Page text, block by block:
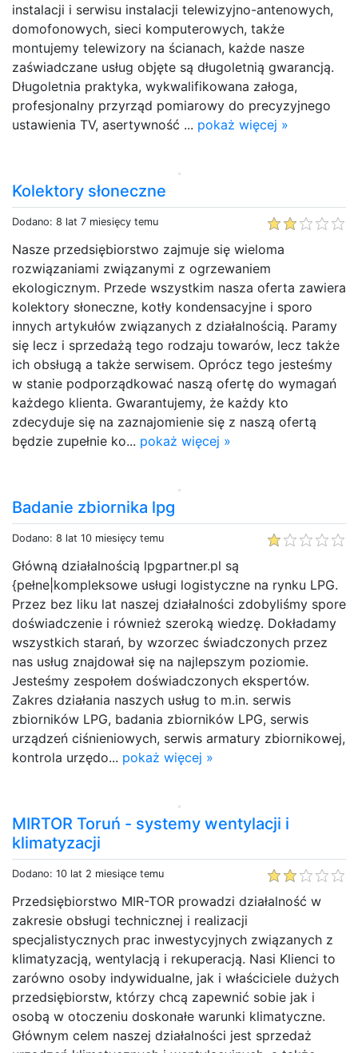
instalacji i serwisu instalacji telewizyjno-antenowych,
domofonowych, sieci komputerowych, także
montujemy telewizory na ścianach, każde nasze
zaświadczane usług objęte są długoletnią gwarancją.
Długoletnia praktyka, wykwalifikowana załoga,
profesjonalny przyrząd pomiarowy do precyzyjnego
ustawienia TV, asertywność ... pokaż więcej »
Kolektory słoneczne
Dodano: 8 lat 7 miesięcy temu
Nasze przedsiębiorstwo zajmuje się wieloma
rozwiązaniami związanymi z ogrzewaniem
ekologicznym. Przede wszystkim nasza oferta zawiera
kolektory słoneczne, kotły kondensacyjne i sporo
innych artykułów związanych z działalnością. Paramy
się lecz i sprzedażą tego rodzaju towarów, lecz także
ich obsługą a także serwisem. Oprócz tego jesteśmy
w stanie podporządkować naszą ofertę do wymagań
każdego klienta. Gwarantujemy, że każdy kto
zdecyduje się na zaznajomienie się z naszą ofertą
będzie zupełnie ko... pokaż więcej »
Badanie zbiornika lpg
Dodano: 8 lat 10 miesięcy temu
Główną działalnością lpgpartner.pl są
{pełne|kompleksowe usługi logistyczne na rynku LPG.
Przez bez liku lat naszej działalności zdobyliśmy spore
doświadczenie i również szeroką wiedzę. Dokładamy
wszystkich starań, by wzorzec świadczonych przez
nas usług znajdował się na najlepszym poziomie.
Jesteśmy zespołem doświadczonych ekspertów.
Zakres działania naszych usług to m.in. serwis
zbiorników LPG, badania zbiorników LPG, serwis
urządzeń ciśnieniowych, serwis armatury zbiornikowej,
kontrola urzędo... pokaż więcej »
MIRTOR Toruń - systemy wentylacji i
klimatyzacji
Dodano: 10 lat 2 miesiące temu
Przedsiębiorstwo MIR-TOR prowadzi działalność w
zakresie obsługi technicznej i realizacji
specjalistycznych prac inwestycyjnych związanych z
klimatyzacją, wentylacją i rekuperacją. Nasi Klienci to
zarówno osoby indywidualne, jak i właściciele dużych
przedsiębiorstw, którzy chcą zapewnić sobie jak i
osobą w otoczeniu doskonałe warunki klimatyczne.
Głównym celem naszej działalności jest sprzedaż